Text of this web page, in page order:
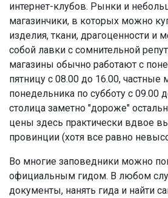
интернет-клубов. Рынки и
магазинчики, в которых можно
изделия, ткани, драгоценности и
собой лавки с сомнительной
магазины обычно работают с
пятницу с 08.00 до 16.00, частные
понедельника по субботу с 09.00
столица заметно "дороже"
цены здесь практически вдвое
провинции (хотя все равно
Во многие заповедники можно
официальным гидом. В любом
документы, нанять гида и найти